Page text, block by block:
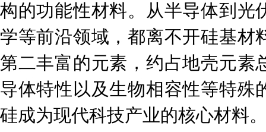
构的功能性材料。从半导体到光
学等前沿领域，都离不开硅基材
第二丰富的元素，约占地壳元素
导体特性以及生物相容性等特殊
硅成为现代科技产业的核心材料